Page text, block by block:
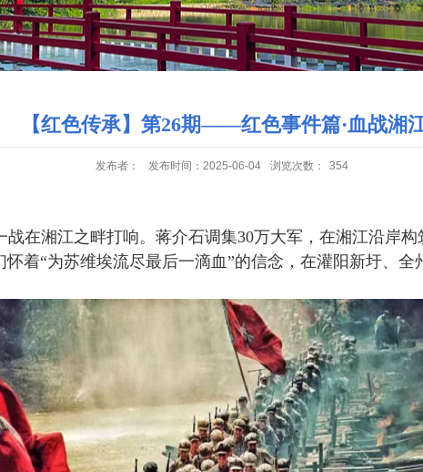
【红色传承】第26期——红色事件篇·血战湘
发布者： 发布时间：2025-06-04 浏览次数： 354
战在湘江之畔打响。蒋介石调集30万大军，在湘江沿岸
着“为苏维埃流尽最后一滴血”的信念，在灌阳新圩、